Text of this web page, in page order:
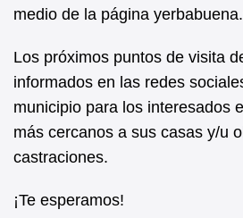
medio de la página
Los próximos puntos de visita
informados en las redes
municipio para los interesados
más cercanos a sus casas y/u
castraciones.
¡Te esperamos!